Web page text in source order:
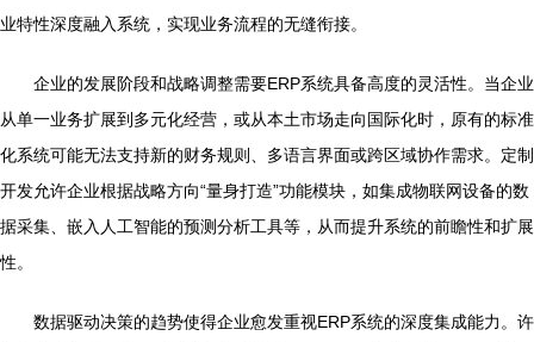
业特性深度融入系统，实现业务流程的无缝衔接。
企业的发展阶段和战略调整需要ERP系统具备高度的灵活性。当企业
从单一业务扩展到多元化经营，或从本土市场走向国际化时，原有的标准
化系统可能无法支持新的财务规则、多语言界面或跨区域协作需求。定制
开发允许企业根据战略方向“量身打造”功能模块，如集成物联网设备的数
据采集、嵌入人工智能的预测分析工具等，从而提升系统的前瞻性和扩展
性。
数据驱动决策的趋势使得企业愈发重视ERP系统的深度集成能力。许